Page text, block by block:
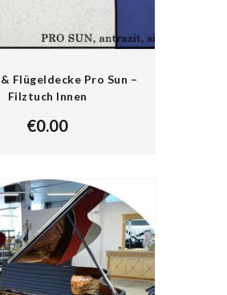
Flügeldecke Pro Sun –
Filztuch Innen
€0.00